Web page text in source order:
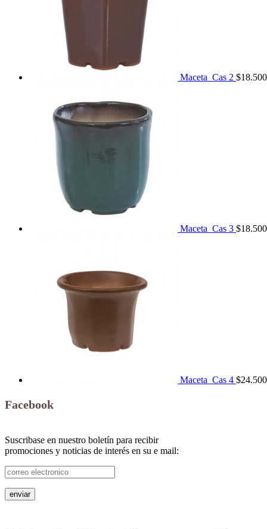
Maceta_Cas 2 $18.500
Maceta_Cas 3 $18.500
Maceta_Cas 4 $24.500
Facebook
Suscribase en nuestro boletín para recibir
promociones y noticias de interés en su e mail: